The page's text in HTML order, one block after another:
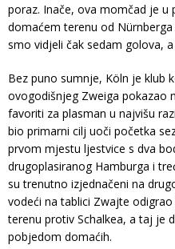
poraz. Inače, ova momčad je u
domaćem terenu od
smo vidjeli čak sedam golova,
Bez puno sumnje, Köln je klub
ovogodišnjeg Zweiga pokazao
favoriti za plasman u najvišu
bio primarni cilj uoči početka
prvom mjestu ljestvice s dva
drugoplasiranog Hamburga i
su trenutno izjednačeni na
vodeći na tablici Zwajte
terenu protiv Schalkea, a taj je
pobjedom domaćih.